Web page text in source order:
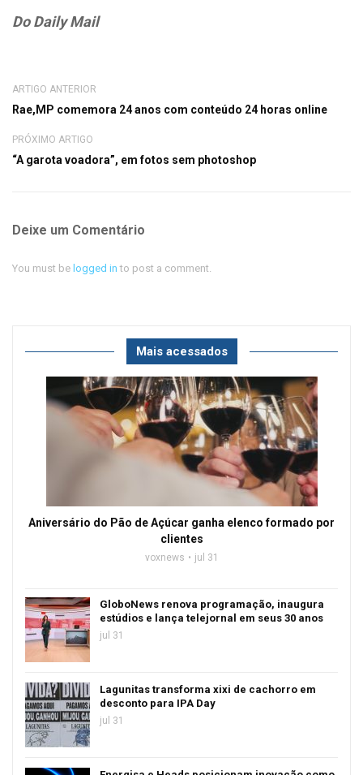
Do Daily Mail
ARTIGO ANTERIOR
Rae,MP comemora 24 anos com conteúdo 24 horas online
PRÓXIMO ARTIGO
“A garota voadora”, em fotos sem photoshop
Deixe um Comentário
You must be logged in to post a comment.
Mais acessados
Aniversário do Pão de Açúcar ganha elenco formado por
clientes
voxnews jul 31
GloboNews renova programação, inaugura
estúdios e lança telejornal em seus 30 anos
jul 31
Lagunitas transforma xixi de cachorro em
desconto para IPA Day
jul 31